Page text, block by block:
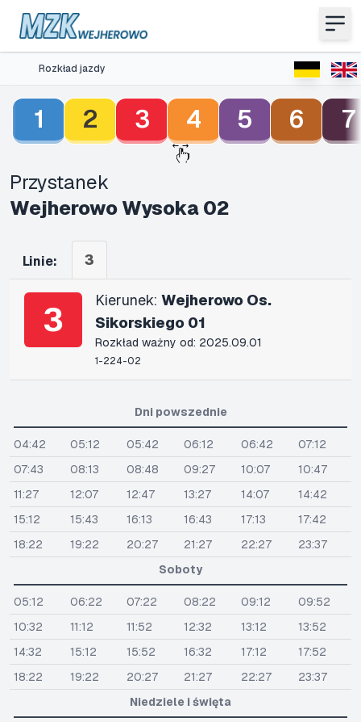
Rozkład jazdy
1 2 3 4 5 6 7
Przystanek
Wejherowo Wysoka 02
Linie: 3
3 Kierunek: Wejherowo Os.
Sikorskiego 01
Rozkład ważny od: 2025.09.01
1-224-02
Dni powszednie
04:42 05:12 05:42 06:12 06:42
07:12
07:43
08:13 08:48 09:27 10:07
10:47
11:27
12:07 12:47 13:27 14:07
14:42
15:12
15:43 16:13 16:43 17:13
17:42
18:22
19:22 20:27 21:27 22:27
23:37
Soboty
05:12 06:22 07:22 08:22 09:12
09:52
10:32
11:12 11:52 12:32 13:12
13:52
14:32
15:12 15:52 16:32 17:12
17:52
18:22
19:22 20:27 21:27 22:27
23:37
Niedziele i święta